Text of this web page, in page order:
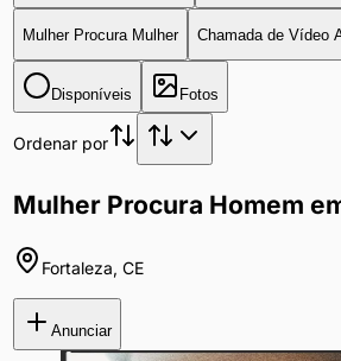
Mulher Procura Mulher Chamada de Vídeo
Disponíveis Fotos
Ordenar por
Mulher Procura Homem
Fortaleza, CE
Anunciar